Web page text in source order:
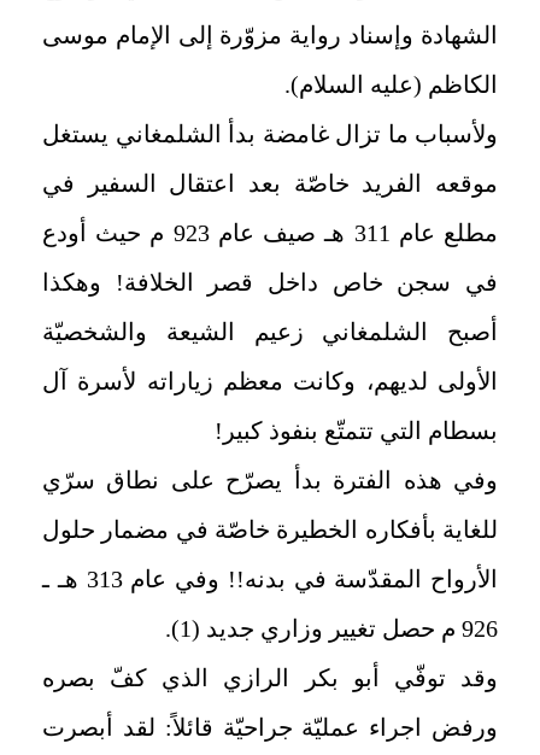
الشهادة وإسناد رواية مزوّرة إلى الإمام موسى
الكاظم (عليه السلام).
ولأسباب ما تزال غامضة بدأ الشلمغاني يستغل
موقعه الفريد خاصّة بعد اعتقال السفير في
مطلع عام 311 هـ صيف عام 923 م حيث أودع
في سجن خاص داخل قصر الخلافة! وهكذا
أصبح الشلمغاني زعيم الشيعة والشخصيّة
الأولى لديهم، وكانت معظم زياراته لأسرة آل
بسطام التي تتمتّع بنفوذ كبير!
وفي هذه الفترة بدأ يصرّح على نطاق سرّي
للغاية بأفكاره الخطيرة خاصّة في مضمار حلول
الأرواح المقدّسة في بدنه!! وفي عام 313 هـ ـ
926 م حصل تغيير وزاري جديد (1).
وقد توفّي أبو بكر الرازي الذي كفّ بصره
ورفض اجراء عمليّة جراحيّة قائلاً: لقد أبصرت